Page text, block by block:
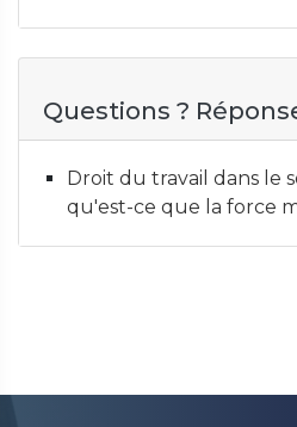
Questions ?
Droit du travail dans le
qu'est-ce que la force